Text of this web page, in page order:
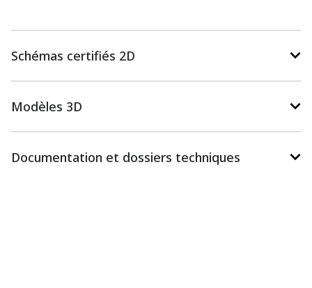
Schémas certifiés 2D
Modèles 3D
Documentation et dossiers techniques